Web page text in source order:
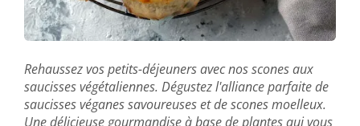
Rehaussez vos petits-déjeuners avec nos scones aux
saucisses végétaliennes. Dégustez l'alliance parfaite de
saucisses véganes savoureuses et de scones moelleux.
Une délicieuse gourmandise à base de plantes qui vous